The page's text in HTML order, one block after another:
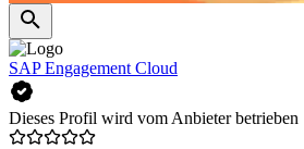
SAP Engagement Cloud
Dieses Profil wird vom Anbieter betrieben